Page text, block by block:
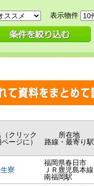
表示物件
クリック
ージに）
所在地
路線・最寄り駅
寮
福岡県春日市
ＪＲ鹿児島本線
南福岡駅